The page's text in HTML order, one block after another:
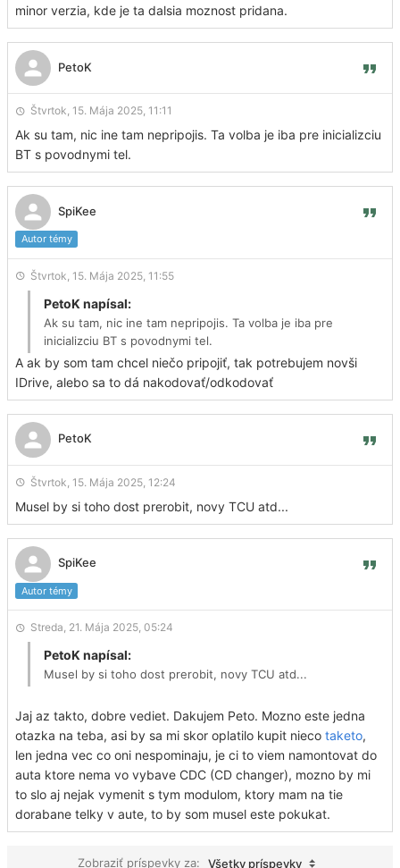
minor verzia, kde je ta dalsia moznost pridana.
PetoK
Štvrtok, 15. Mája 2025, 11:11
Ak su tam, nic ine tam nepripojis. Ta volba je iba pre inicializciu
BT s povodnymi tel.
SpiKee
Autor témy
Štvrtok, 15. Mája 2025, 11:55
PetoK napísal:
Ak su tam, nic ine tam nepripojis. Ta volba je iba pre
inicializciu BT s povodnymi tel.
A ak by som tam chcel niečo pripojiť, tak potrebujem novši
IDrive, alebo sa to dá nakodovať/odkodovať
PetoK
Štvrtok, 15. Mája 2025, 12:24
Musel by si toho dost prerobit, novy TCU atd...
SpiKee
Autor témy
Streda, 21. Mája 2025, 05:24
PetoK napísal:
Musel by si toho dost prerobit, novy TCU atd...
Jaj az takto, dobre vediet. Dakujem Peto. Mozno este jedna
otazka na teba, asi by sa mi skor oplatilo kupit nieco taketo,
len jedna vec co oni nespominaju, je ci to viem namontovat do
auta ktore nema vo vybave CDC (CD changer), mozno by mi
to slo aj nejak vymenit s tym modulom, ktory mam na tie
dorabane telky v aute, to by som musel este pokukat.
Zobraziť príspevky za: Všetky príspevky